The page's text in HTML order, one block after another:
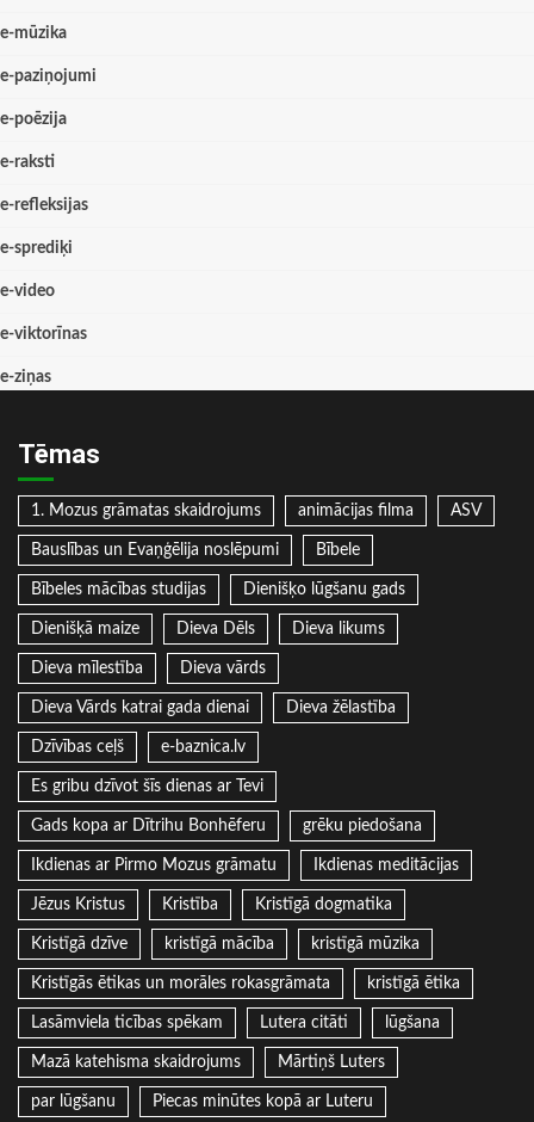
e-mūzika
e-paziņojumi
e-poēzija
e-raksti
e-refleksijas
e-sprediķi
e-video
e-viktorīnas
e-ziņas
Tēmas
1. Mozus grāmatas skaidrojums animācijas filma ASV
Bauslības un Evaņģēlija noslēpumi Bībele
Bībeles mācības studijas Dienišķo lūgšanu gads
Dienišķā maize Dieva Dēls Dieva likums
Dieva mīlestība Dieva vārds
Dieva Vārds katrai gada dienai Dieva žēlastība
Dzīvības ceļš e-baznica.lv
Es gribu dzīvot šīs dienas ar Tevi
Gads kopa ar Dītrihu Bonhēferu grēku piedošana
Ikdienas ar Pirmo Mozus grāmatu Ikdienas meditācijas
Jēzus Kristus Kristība Kristīgā dogmatika
Kristīgā dzīve kristīgā mācība kristīgā mūzika
Kristīgās ētikas un morāles rokasgrāmata kristīgā ētika
Lasāmviela ticības spēkam Lutera citāti lūgšana
Mazā katehisma skaidrojums Mārtiņš Luters
par lūgšanu Piecas minūtes kopā ar Luteru